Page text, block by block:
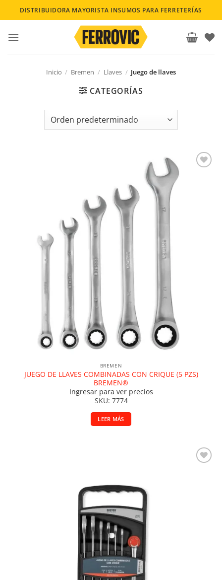
Saltar
al
DISTRIBUIDORA MAYORISTA INSUMOS PARA FERRETERÍAS
Inicio / Bremen / Llaves / Juego de llaves
CATEGORÍAS
Añadir a la lista de deseos
BREMEN
JUEGO DE LLAVES COMBINADAS CON CRIQUE (5 PZS)
BREMEN®
Ingresar para ver precios
SKU: 7774
LEER MÁS